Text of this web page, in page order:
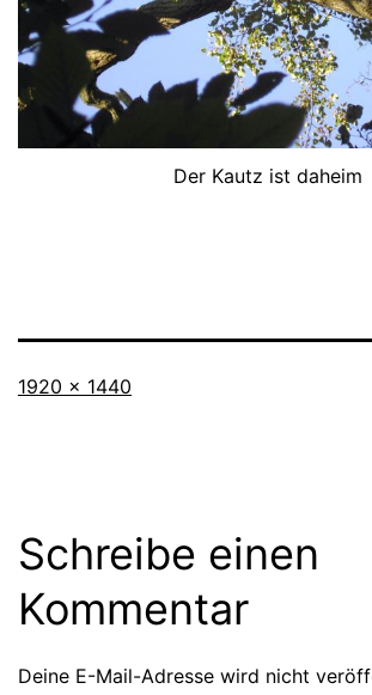
Der Kautz ist daheim
Originalgröße
1920 × 1440
Schreibe einen
Kommentar
Deine E-Mail-Adresse wird nicht